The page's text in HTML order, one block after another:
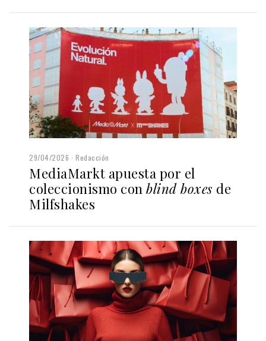
29/04/2026 Redacción
MediaMarkt apuesta por el
coleccionismo con blind boxes de
Milfshakes